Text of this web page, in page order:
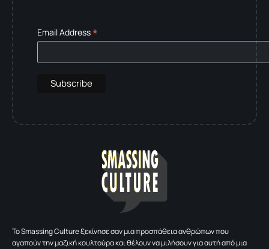
Email Address*
To Smassing Culture ξεκίνησε σαν μια προσπάθεια ανθρώπων που
αγαπούν την μαζική κουλτούρα και θέλουν να μιλήσουν για αυτή από μια